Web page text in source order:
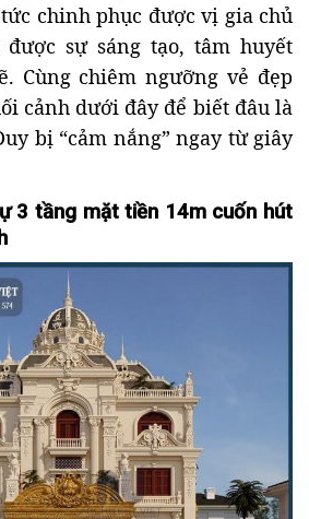
chinh phục được vị gia chủ
sự sáng tạo, tâm huyết
Cùng chiêm ngưỡng vẻ đẹp
cảnh dưới đây để biết đâu là
bị “cảm nắng” ngay từ giây
3 tầng mặt tiền 14m cuốn hút